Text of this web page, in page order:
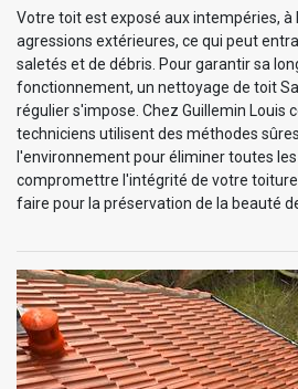
Votre toit est exposé aux intempéries, à
agressions extérieures, ce qui peut
saletés et de débris. Pour garantir sa
fonctionnement, un nettoyage de toit
régulier s'impose. Chez Guillemin Louis
techniciens utilisent des méthodes
l'environnement pour éliminer toutes
compromettre l'intégrité de votre
faire pour la préservation de la beauté